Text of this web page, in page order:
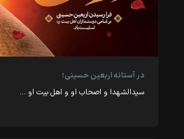
در آستانه اربعین حسینی؛
سیدالشهدا و اصحاب او و اهل بیت او‏‎ …